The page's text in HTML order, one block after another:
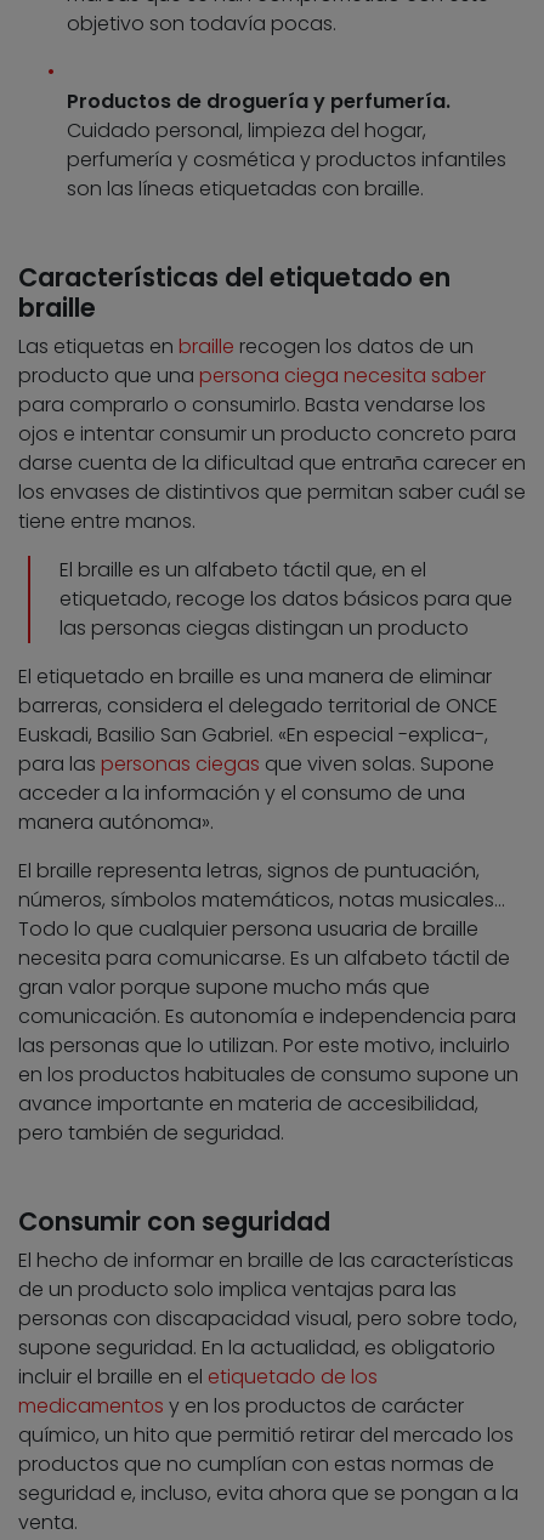
objetivo son todavía pocas.
Productos de droguería y perfumería.
Cuidado personal, limpieza del hogar,
perfumería y cosmética y productos infantiles
son las líneas etiquetadas con braille.
Características del etiquetado en
braille
Las etiquetas en braille recogen los datos de un
producto que una persona ciega necesita saber
para comprarlo o consumirlo. Basta vendarse los
ojos e intentar consumir un producto concreto para
darse cuenta de la dificultad que entraña carecer en
los envases de distintivos que permitan saber cuál se
tiene entre manos.
El braille es un alfabeto táctil que, en el
etiquetado, recoge los datos básicos para que
las personas ciegas distingan un producto
El etiquetado en braille es una manera de eliminar
barreras, considera el delegado territorial de ONCE
Euskadi, Basilio San Gabriel. «En especial -explica-,
para las personas ciegas que viven solas. Supone
acceder a la información y el consumo de una
manera autónoma».
El braille representa letras, signos de puntuación,
números, símbolos matemáticos, notas musicales…
Todo lo que cualquier persona usuaria de braille
necesita para comunicarse. Es un alfabeto táctil de
gran valor porque supone mucho más que
comunicación. Es autonomía e independencia para
las personas que lo utilizan. Por este motivo, incluirlo
en los productos habituales de consumo supone un
avance importante en materia de accesibilidad,
pero también de seguridad.
Consumir con seguridad
El hecho de informar en braille de las características
de un producto solo implica ventajas para las
personas con discapacidad visual, pero sobre todo,
supone seguridad. En la actualidad, es obligatorio
incluir el braille en el etiquetado de los
medicamentos y en los productos de carácter
químico, un hito que permitió retirar del mercado los
productos que no cumplían con estas normas de
seguridad e, incluso, evita ahora que se pongan a la
venta.